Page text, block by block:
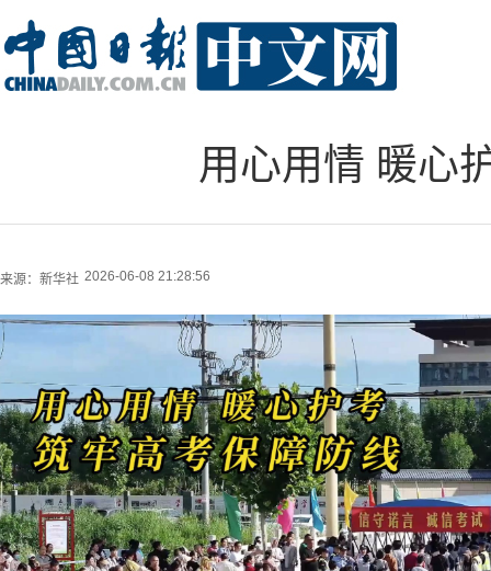
用心用情 暖心
来源： 新华社 2026-06-08 21:28:56